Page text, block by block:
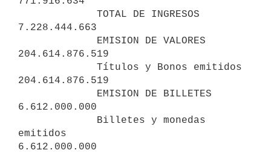
7.228.444.663
204.614.876.519
204.614.876.519
6.612.000.000
emitidos
6.612.000.000